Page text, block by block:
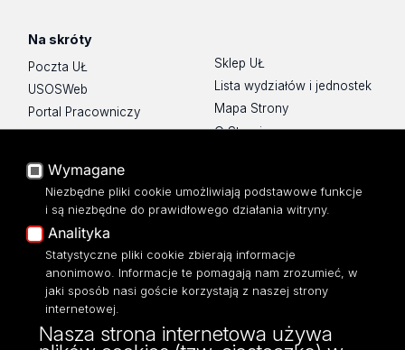
Na skróty
Poczta UŁ
USOSWeb
Portal Pracowniczy
Baza Aktów Własnych
Moodle
Eksperci UŁ
Polityka Prywatności
Dostępność
Sklep UŁ
Lista wydziałów i jednostek
Mapa Strony
O Stronie
ul. Narutowicza 68, 90-136 Łódź
Wymagane
Niezbędne pliki cookie umożliwiają podstawowe funkcje
i są niezbędne do prawidłowego działania witryny.
Analityka
Statystyczne pliki cookie zbierają informacje
anonimowo. Informacje te pomagają nam zrozumieć, w
jaki sposób nasi goście korzystają z naszej strony
internetowej.
Nasza strona internetowa używa